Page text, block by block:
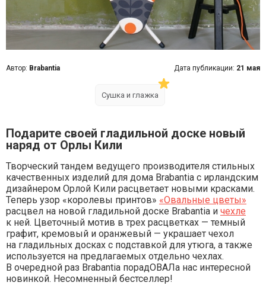
Подарите своей гладильной доске новый
наряд от Орлы Кили
Творческий тандем ведущего производителя стильных
качественных изделий для дома Brabantia с ирландским
дизайнером Орлой Кили расцветает новыми красками.
Теперь узор «королевы принтов» «Овальные цветы»
расцвел на новой гладильной доске Brabantia и чехле
к ней. Цветочный мотив в трех расцветках — темный
графит, кремовый и оранжевый — украшает чехол
на гладильных досках с подставкой для утюга, а также
используется на предлагаемых отдельно чехлах.
В очередной раз Brabantia порадОВАЛа нас интересной
новинкой. Несомненный бестселлер!
Автор: Brabantia Дата публикации: 21 мая
Сушка и глажка